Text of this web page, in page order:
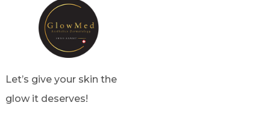
Let’s give your skin the
glow it deserves!